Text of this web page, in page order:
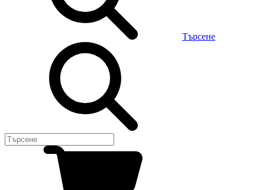
Търсене